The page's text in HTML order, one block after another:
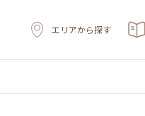
エリアから探す